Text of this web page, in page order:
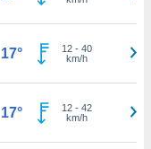
17° 12- 40
km/h
17° 12- 42
km/h